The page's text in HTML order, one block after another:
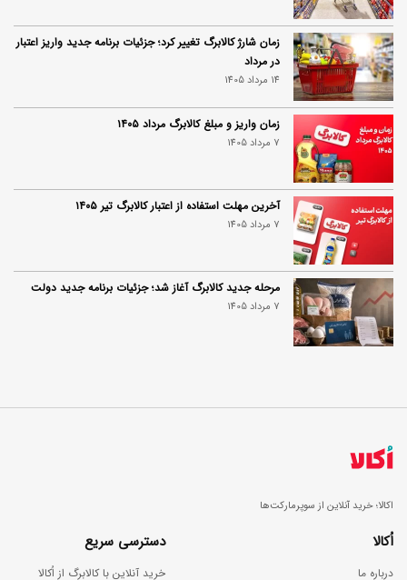
زمان شارژ کالابرگ تغییر کرد؛ جزئیات برنامه جدید واریز اعتبار
در مرداد
14 مرداد 1405
زمان واریز و مبلغ کالابرگ مرداد ۱۴۰۵
7 مرداد 1405
آخرین مهلت استفاده از اعتبار کالابرگ تیر ۱۴۰۵
7 مرداد 1405
مرحله جدید کالابرگ آغاز شد؛ جزئیات برنامه جدید دولت
7 مرداد 1405
اکالا؛ خرید آنلاین از سوپرمارکت‌ها
اُکالا
درباره ما
دسترسی سریع
خرید آنلاین با کالابرگ از اُکالا